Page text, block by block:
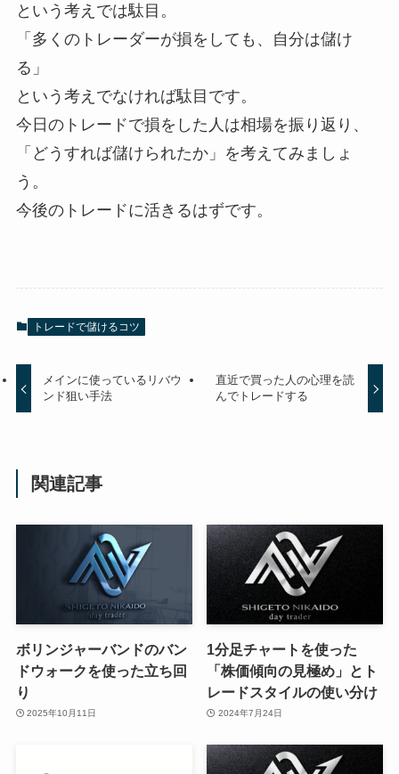
という考えでは駄目。
「多くのトレーダーが損をしても、自分は儲け
る」
という考えでなければ駄目です。
今日のトレードで損をした人は相場を振り返り、
「どうすれば儲けられたか」を考えてみましょ
う。
今後のトレードに活きるはずです。
トレードで儲けるコツ
メインに使っているリバウ
ンド狙い手法
直近で買った人の心理を読
んでトレードする
関連記事
ボリンジャーバンドのバン
ドウォークを使った立ち回
り
2025年10月11日
1分足チャートを使った
「株価傾向の見極め」とト
レードスタイルの使い分け
2024年7月24日